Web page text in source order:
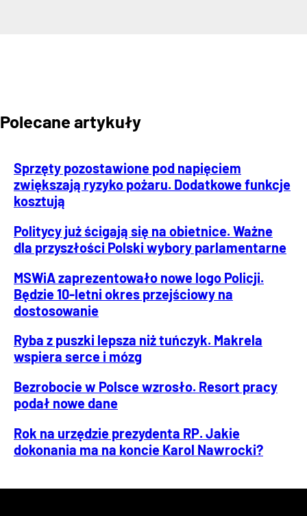
Polecane artykuły
Sprzęty pozostawione pod napięciem
zwiększają ryzyko pożaru. Dodatkowe funkcje
kosztują
Politycy już ścigają się na obietnice. Ważne
dla przyszłości Polski wybory parlamentarne
MSWiA zaprezentowało nowe logo Policji.
Będzie 10-letni okres przejściowy na
dostosowanie
Ryba z puszki lepsza niż tuńczyk. Makrela
wspiera serce i mózg
Bezrobocie w Polsce wzrosło. Resort pracy
podał nowe dane
Rok na urzędzie prezydenta RP. Jakie
dokonania ma na koncie Karol Nawrocki?